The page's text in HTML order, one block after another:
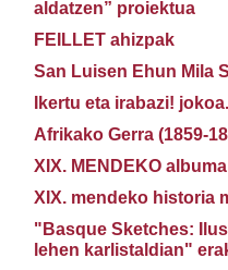
aldatzen” proiektua
FEILLET ahizpak
San Luisen Ehun Mila
Ikertu eta irabazi!
Afrikako Gerra (1859-
XIX. MENDEKO albuma
XIX. mendeko historia
"Basque Sketches:
lehen karlistaldian"